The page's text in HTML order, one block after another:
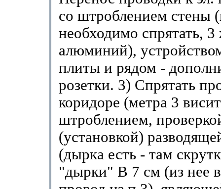
со штроблением стены
необходимо спрятать,
алюминий),
плиты и рядом -
розетки. 3) Спрятать
коридоре (метра 3
штроблением,
(установкой)
(дырка есть - там
"дырки" В 7 см (из нее